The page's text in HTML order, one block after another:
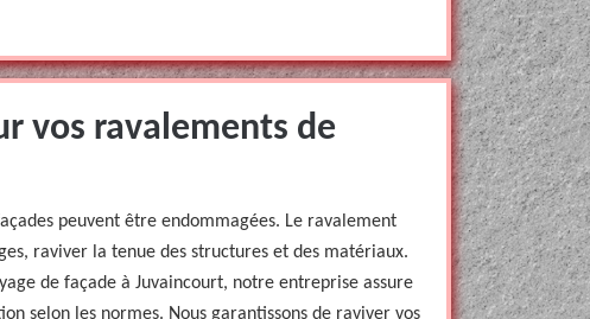
vos ravalements de
peuvent être endommagées. Le ravalement
raviver la tenue des structures et des matériaux.
de façade à Juvaincourt, notre entreprise assure
selon les normes. Nous garantissons de raviver vos